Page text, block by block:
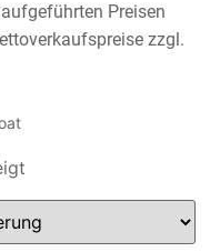
Preisen
zzgl.